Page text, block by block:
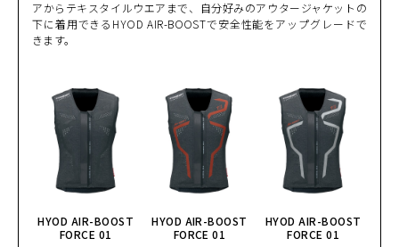
アからテキスタイルウエアまで、自分好みのアウタージャケットの
下に着用できるHYOD AIR-BOOSTで安全性能をアップグレードで
きます。
HYOD AIR-BOOST
FORCE 01
HYOD AIR-BOOST
FORCE 01
HYOD AIR-BOOST
FORCE 01
BLACK/RED
L
カートに入れる
MW
¥43,890(税込)
カートに入れる
BLACK/WHITE
¥43,890(税込)
カートに入れる
BLACK/WHITE
LW
¥43,890(税込)
カートに入れる